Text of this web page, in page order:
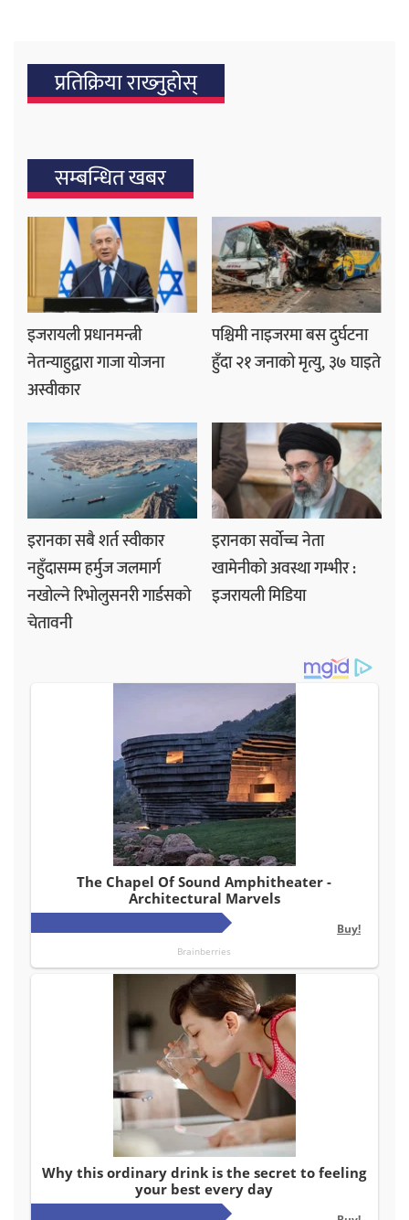
प्रतिक्रिया राख्‍नुहोस्
सम्बन्धित खबर
इजरायली प्रधानमन्त्री
नेतन्याहुद्वारा गाजा योजना
अस्वीकार
पश्चिमी नाइजरमा बस दुर्घटना
हुँदा २१ जनाको मृत्यु, ३७ घाइते
इरानका सबै शर्त स्वीकार
नहुँदासम्म हर्मुज जलमार्ग
नखोल्ने रिभोलुसनरी गार्डसको
चेतावनी
इरानका सर्वोच्च नेता
खामेनीको अवस्था गम्भीर :
इजरायली मिडिया